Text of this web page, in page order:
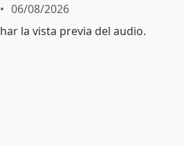
06/08/2026